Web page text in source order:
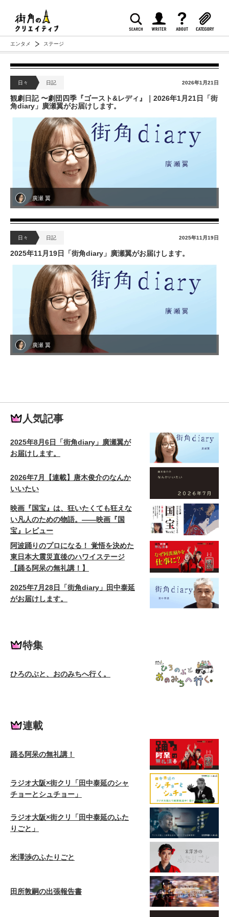
エンタメ ステージ
日々 日記 2026年1月21日
観劇日記 〜劇団四季『ゴースト&レディ』｜2026年1月21日「街
角diary」廣瀬翼がお届けします。
廣瀬 翼
日々 日記 2025年11月19日
2025年11月19日「街角diary」廣瀬翼がお届けします。
廣瀬 翼
人気記事
2025年8月6日「街角diary」廣瀬翼が
お届けします。
2026年7月【連載】唐木俊介のなんか
いいたい
映画『国宝』は、狂いたくても狂えな
い凡人のための物語。——映画『国
宝』レビュー
阿波踊りのプロになる！ 覚悟を決めた
東日本大震災直後のハワイステージ
【踊る阿呆の無礼講！】
2025年7月28日「街角diary」田中泰延
がお届けします。
特集
ひろのぶと、おのみちへ行く。
連載
踊る阿呆の無礼講！
ラジオ大阪×街クリ「田中泰延のシャ
チョーとシュチョー」
ラジオ大阪×街クリ「田中泰延のふた
りごと」
米澤渉のふたりごと
田所敦嗣の出張報告書